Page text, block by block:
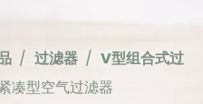
应用
/ 过滤器 / V型组合式过
凑型空气过滤器